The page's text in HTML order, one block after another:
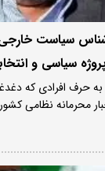
سیاست
سیاسی و
حرف افرادی که
محرمانه نظامی